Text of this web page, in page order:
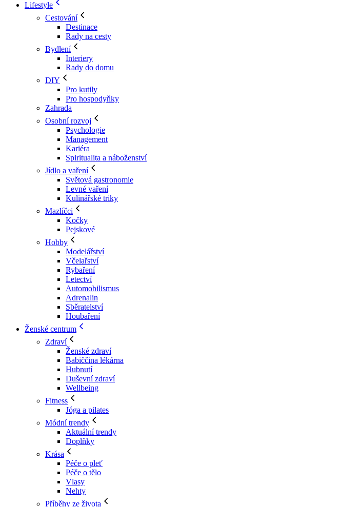
Lifestyle
Cestování
Destinace
Rady na cesty
Bydlení
Interiery
Rady do domu
DIY
Pro kutily
Pro hospodyňky
Zahrada
Osobní rozvoj
Psychologie
Management
Kariéra
Spiritualita a náboženství
Jídlo a vaření
Světová gastronomie
Levné vaření
Kulinářské triky
Mazlíčci
Kočky
Pejskové
Hobby
Modelářství
Včelařství
Rybaření
Letectví
Automobilismus
Adrenalin
Sběratelství
Houbaření
Ženské centrum
Zdraví
Ženské zdraví
Babiččina lékárna
Hubnutí
Duševní zdraví
Wellbeing
Fitness
Jóga a pilates
Módní trendy
Aktuální trendy
Doplňky
Krása
Péče o pleť
Péče o tělo
Vlasy
Nehty
Příběhy ze života